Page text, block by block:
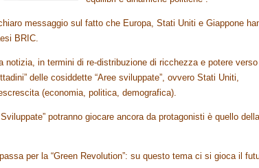
messaggio sul fatto che Europa, Stati Uniti e Giappone
BRIC.
in termini di re-distribuzione di ricchezza e potere verso
delle cosiddette “Aree sviluppate”, ovvero Stati Uniti,
(economia, politica, demografica).
potranno giocare ancora da protagonisti è quello della
per la “Green Revolution”: su questo tema ci si gioca il